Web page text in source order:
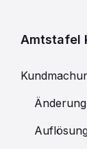
Amtstafel